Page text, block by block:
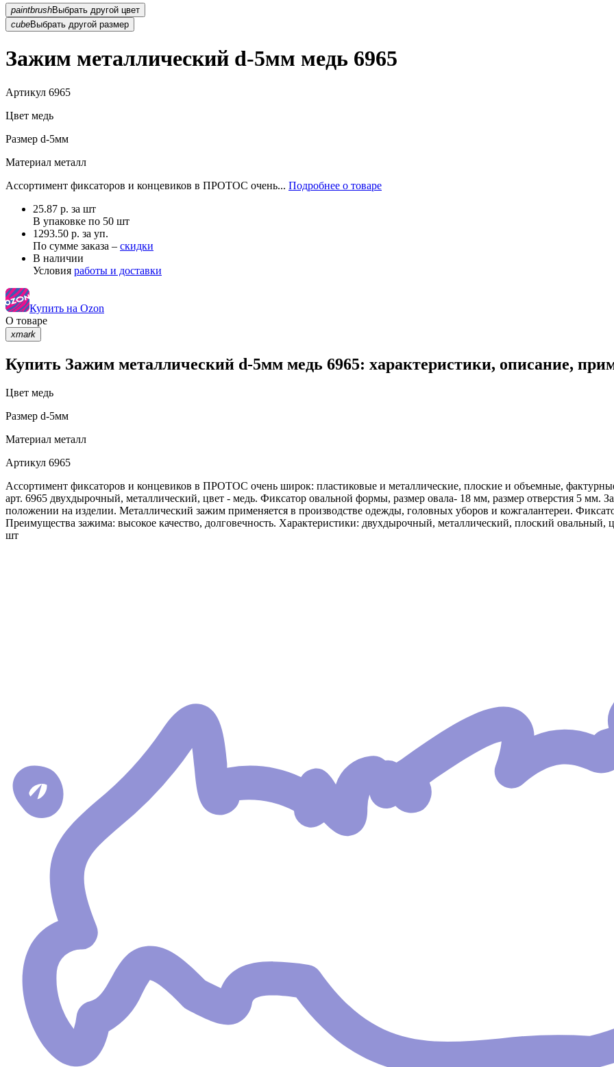
paintbrush
Выбрать другой цвет
cubeВыбрать другой размер
Зажим металлический d-5мм медь 6965
Артикул 6965
Цвет медь
Размер d-5мм
Материал металл
Ассортимент фиксаторов и концевиков в ПРОТОС очень... Подробнее о товаре
25.87 р. за шт
В упаковке по 50 шт
1293.50 р. за уп.
По сумме заказа – скидки
В наличии
Условия работы и доставки
Купить на Ozon
О товаре
xmark
Купить Зажим металлический d-5мм медь 6965: характеристики, описание,
Цвет медь
Размер d-5мм
Материал металл
Артикул 6965
Ассортимент фиксаторов и концевиков в ПРОТОС очень широк: пластиковые и металлические, плоские и объемные,
арт. 6965 двухдырочный, металлический, цвет - медь. Фиксатор овальной формы, размер овала- 18 мм, размер отверстия 5
положении на изделии. Металлический зажим применяется в производстве одежды, головных уборов и кожгалантереи.
Преимущества зажима: высокое качество, долговечность. Характеристики: двухдырочный, металлический, плоский овальный,
шт